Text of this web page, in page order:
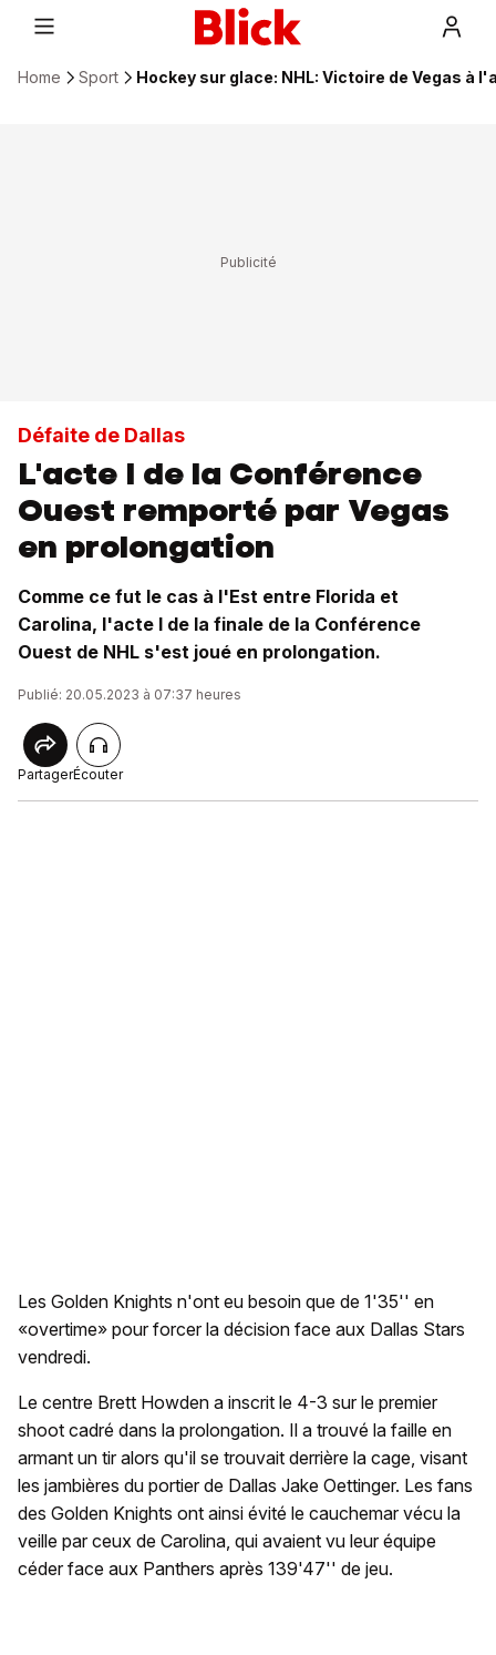
Home Sport Hockey sur glace: NHL: Victoire de Vegas à
Défaite de Dallas
L'acte I de la Conférence
Ouest remporté par Vegas
en prolongation
Comme ce fut le cas à l'Est entre Florida et
Carolina, l'acte I de la finale de la Conférence
Ouest de NHL s'est joué en prolongation.
Publié: 20.05.2023 à 07:37 heures
PartagerÉcouter
Les Golden Knights n'ont eu besoin que de 1'35'' en
«overtime» pour forcer la décision face aux Dallas Stars
vendredi.
Le centre Brett Howden a inscrit le 4-3 sur le premier
shoot cadré dans la prolongation. Il a trouvé la faille en
armant un tir alors qu'il se trouvait derrière la cage, visant
les jambières du portier de Dallas Jake Oettinger. Les fans
des Golden Knights ont ainsi évité le cauchemar vécu la
veille par ceux de Carolina, qui avaient vu leur équipe
céder face aux Panthers après 139'47'' de jeu.